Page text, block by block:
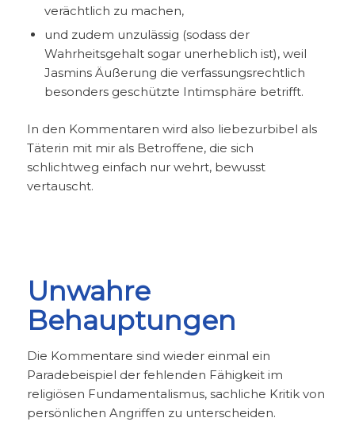
verächtlich zu machen,
und zudem unzulässig (sodass der
Wahrheitsgehalt sogar unerheblich ist), weil
Jasmins Äußerung die verfassungsrechtlich
besonders geschützte Intimsphäre betrifft.
In den Kommentaren wird also liebezurbibel als
Täterin mit mir als Betroffene, die sich
schlichtweg einfach nur wehrt, bewusst
vertauscht.
Unwahre
Behauptungen
Die Kommentare sind wieder einmal ein
Paradebeispiel der fehlenden Fähigkeit im
religiösen Fundamentalismus, sachliche Kritik von
persönlichen Angriffen zu unterscheiden.